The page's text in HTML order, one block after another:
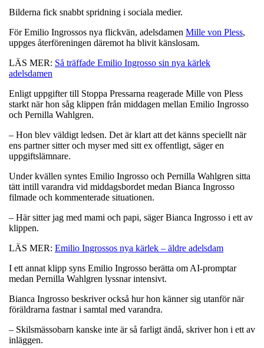
Bilderna fick snabbt spridning i sociala medier.
För Emilio Ingrossos nya flickvän, adelsdamen Mille von Pless,
uppges återföreningen däremot ha blivit känslosam.
LÄS MER: Så träffade Emilio Ingrosso sin nya kärlek
adelsdamen
Enligt uppgifter till Stoppa Pressarna reagerade Mille von Pless
starkt när hon såg klippen från middagen mellan Emilio Ingrosso
och Pernilla Wahlgren.
– Hon blev väldigt ledsen. Det är klart att det känns speciellt när
ens partner sitter och myser med sitt ex offentligt, säger en
uppgiftslämnare.
Under kvällen syntes Emilio Ingrosso och Pernilla Wahlgren sitta
tätt intill varandra vid middagsbordet medan Bianca Ingrosso
filmade och kommenterade situationen.
– Här sitter jag med mami och papi, säger Bianca Ingrosso i ett av
klippen.
LÄS MER: Emilio Ingrossos nya kärlek – äldre adelsdam
I ett annat klipp syns Emilio Ingrosso berätta om AI-promptar
medan Pernilla Wahlgren lyssnar intensivt.
Bianca Ingrosso beskriver också hur hon känner sig utanför när
föräldrarna fastnar i samtal med varandra.
– Skilsmässobarn kanske inte är så farligt ändå, skriver hon i ett av
inläggen.